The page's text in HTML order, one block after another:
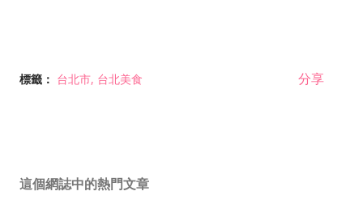
標籤： 台北市 台北美食 分享
這個網誌中的熱門文章